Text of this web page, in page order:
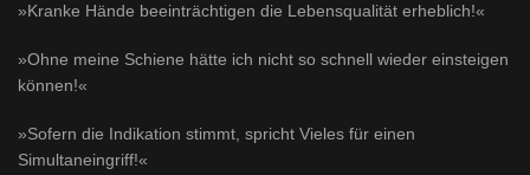
»Kranke Hände beeinträchtigen die Lebensqualität erheblich!«
»Ohne meine Schiene hätte ich nicht so schnell wieder einsteigen
können!«
»Sofern die Indikation stimmt, spricht Vieles für einen
Simultaneingriff!«